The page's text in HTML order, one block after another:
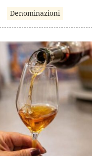
Denominazioni